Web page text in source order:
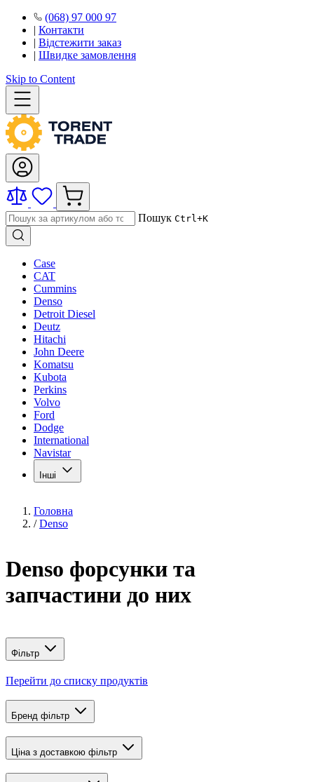
(068) 97 000 97
| Контакти
| Відстежити заказ
| Швидке замовлення
Skip to Content
Пошук Ctrl+K
Case
CAT
Cummins
Denso
Detroit Diesel
Deutz
Hitachi
John Deere
Komatsu
Kubota
Perkins
Volvo
Ford
Dodge
International
Navistar
Інші
Головна
/ Denso
Denso форсунки та
запчастини до них
Фільтр
Перейти до списку продуктів
Бренд фільтр
Ціна з доставкою фільтр